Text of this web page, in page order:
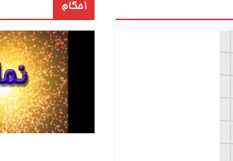
احکام